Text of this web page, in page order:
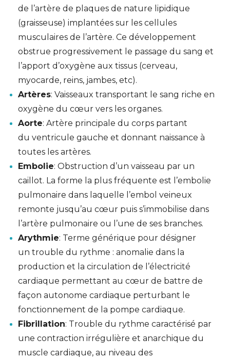
de l’artère de plaques de nature lipidique
(graisseuse) implantées sur les cellules
musculaires de l’artère. Ce développement
obstrue progressivement le passage du sang et
l’apport d’oxygène aux tissus (cerveau,
myocarde, reins, jambes, etc).
Artères: Vaisseaux transportant le sang riche en
oxygène du cœur vers les organes.
Aorte: Artère principale du corps partant
du ventricule gauche et donnant naissance à
toutes les artères.
Embolie: Obstruction d’un vaisseau par un
caillot. La forme la plus fréquente est l’embolie
pulmonaire dans laquelle l’embol veineux
remonte jusqu’au cœur puis s’immobilise dans
l’artère pulmonaire ou l’une de ses branches.
Arythmie: Terme générique pour désigner
un trouble du rythme : anomalie dans la
production et la circulation de l’électricité
cardiaque permettant au cœur de battre de
façon autonome cardiaque perturbant le
fonctionnement de la pompe cardiaque.
Fibrillation: Trouble du rythme caractérisé par
une contraction irrégulière et anarchique du
muscle cardiaque, au niveau des